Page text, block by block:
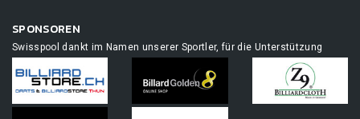
SPONSOREN
Swisspool dankt im Namen unserer Sportler, für die Unterstützung